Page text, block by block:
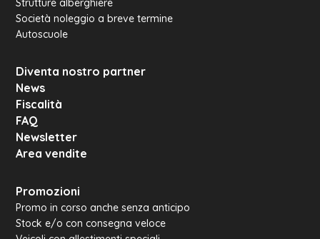
Società noleggio a breve termine
Autoscuole
Diventa nostro partner
News
Fiscalità
FAQ
Newsletter
Area vendite
Promozioni
Promo in corso anche senza anticipo
Stock e/o con consegna veloce